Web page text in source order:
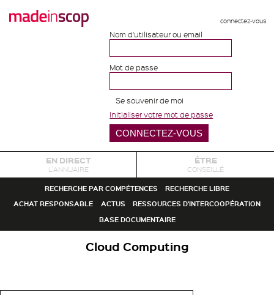
connectez-vous
Nom d'utilisateur ou email
Mot de passe
Se souvenir de moi
Initialiser votre mot de passe
EN DIRECT
L'ANNUAIRE
ÊTRE
CONSEILLÉ
RECHERCHE PAR COMPÉTENCES
RECHERCHE LIBRE
ACHAT RESPONSABLE
ACTUS
RESSOURCES D'INTERCOOPÉRATION
BASE DOCUMENTAIRE
Cloud Computing